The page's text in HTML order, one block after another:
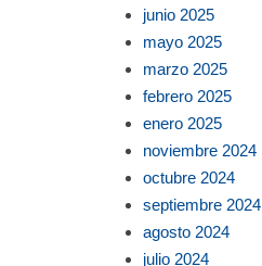
junio 2025
mayo 2025
marzo 2025
febrero 2025
enero 2025
noviembre 2024
octubre 2024
septiembre 2024
agosto 2024
julio 2024